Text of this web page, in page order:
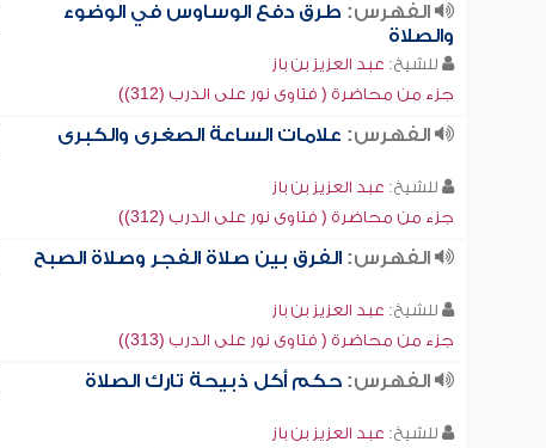
الفهرس: طرق دفع الوساوس في الوضوء
والصلاة
للشيخ: عبد العزيز بن باز
جزء من محاضرة ( فتاوى نور على الدرب (312))
الفهرس: علامات الساعة الصغرى والكبرى
للشيخ: عبد العزيز بن باز
جزء من محاضرة ( فتاوى نور على الدرب (312))
الفهرس:الفرق بين صلاة الفجر وصلاة الصبح
للشيخ: عبد العزيز بن باز
جزء من محاضرة ( فتاوى نور على الدرب (313))
الفهرس:حكم أكل ذبيحة تارك الصلاة
للشيخ: عبد العزيز بن باز